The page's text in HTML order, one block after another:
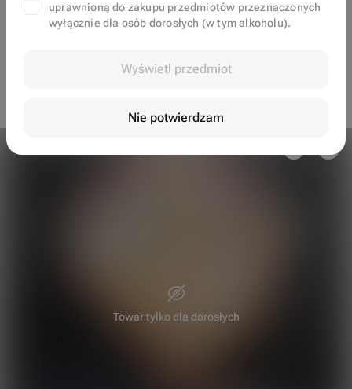
Dostawa kwiatowa w Erywań Jadalne bukiety w Erywań
Towar tylko dla dorosłych
uprawnioną do zakupu przedmiotów przeznaczonych
wyłącznie dla osób dorosłych (w tym alkoholu).
Nie potwierdzam
Wyświetl przedmiot